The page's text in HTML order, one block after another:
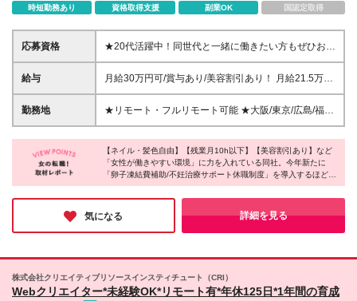
時短勤務あり
資格取得支援 副業OK 国認定取得
応募資格
★20代活躍中！同世代と一緒に働きたい方もぜひお待
ちしています★ ★完全未経験＆第二新卒歓迎！★ ★
フリーターからの正社員デビューも歓迎★ ■35歳未満
回数・前職不問 【＊一つでも当てはまる方は大歓
迎！＊】 ・Webデザインのスキルを身につけたい方
力で将来稼ぎたい方 ・リモートなど、理想の働き方
を叶えたい方 ・仲間と協力しながら働きたい方 ・趣
味などがあり、プライベートの時間も大切にしたい方
給与
月給30万円可/賞与あり/美容割引あり！ 月給21.5万円
～40万円 ※経験・能力を考慮の上、決定します ※上
記給与に月10時間分の固定残業代（15,000円）を含
過後に正社員となります。
勤務地
★リモート・フルリモート可能 ★大阪/東京/広島/福岡
で募集中！ ★勤務地は配属先またはクライアント先
となります ★U・Iターン歓迎 ★転居を伴う転勤なし
■大阪支店／大阪府大阪市中央区南船場3-11-18 郵政
福祉心斎橋ビル9F ■東京本社／東京都中央区新富1-
15-14 相互新富ビルディング4階 ■広島支店／広島県
広島市中区大手町1-1-26 大手町一番ビル305 ■福岡支
店／福岡県福岡市中央区大名2-9-17 アリスト大名12
【ネイル・髪色自由】【残業月10h以下】【美容割引あり】など
「女性が働きやすい環境」に力を入れている同社。今年新たに
「卵子凍結費補助/不妊治療サポート休職制度」を導入するほど、
女性のライフプランを本気で応援しているそう。産育休取得率・
復職率100％、時短勤務可、リモートワークOKと、ライフステー
ジが変わっても安心。ストレスフリーカンパニー2年連続受賞の
働きやすい環境で、長く活躍できる企業様だと感じました♪
気になる 詳細を見る
株式会社クリエイティブリソースインスティチュート（CRI）
Webクリエイター*未経験OK*リモート有*年休125日*1年間の育成